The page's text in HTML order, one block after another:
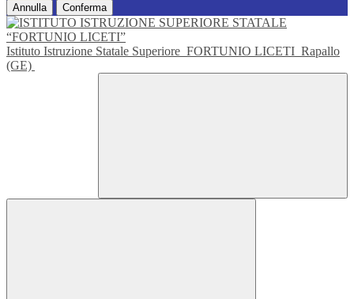
Annulla Conferma
Istituto Istruzione Statale Superiore FORTUNIO LICETI Rapallo
(GE)